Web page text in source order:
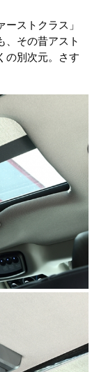
ストクラス」
、その昔アスト
の別次元。さす